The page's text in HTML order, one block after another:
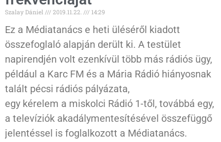
Szalay Dániel 2019.11.22. 14:29
Ez a Médiatanács e heti üléséről kiadott
összefoglaló alapján derült ki. A testület
napirendjén volt ezenkívül több más rádiós ügy,
például a Karc FM és a Mária Rádió hiányosnak
talált pécsi rádiós pályázata,
egy kérelem a miskolci Rádió 1-től, továbbá egy,
a televíziók akadálymentesítésével összefüggő
jelentéssel is foglalkozott a Médiatanács.